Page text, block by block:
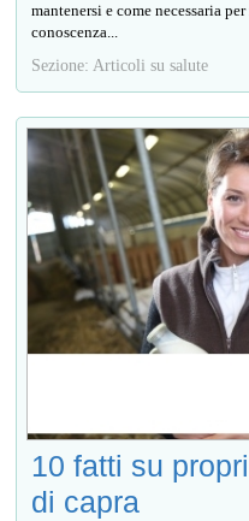
mantenersi e come necessaria
conoscenza...
Sezione: Articoli su salute
10 fatti su
di capra